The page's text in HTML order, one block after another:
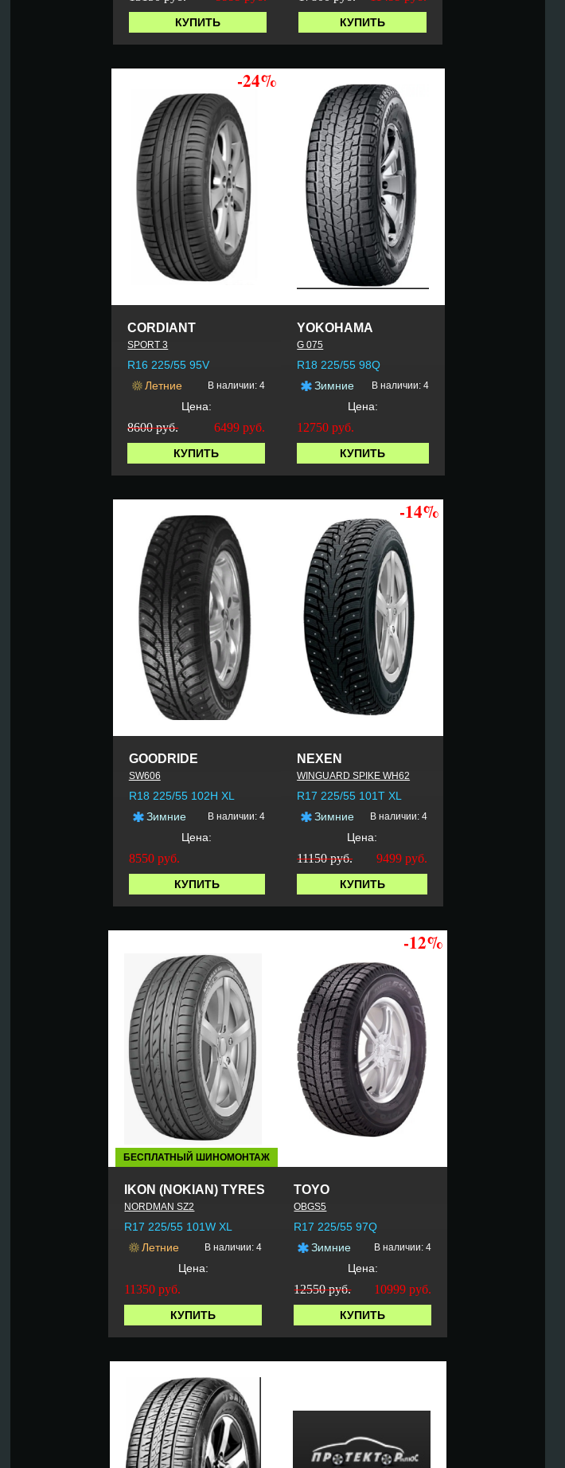
КУПИТЬ КУПИТЬ
-24%
CORDIANT
SPORT 3
R16 225/55 95V
Летние
В наличии: 4
Цена:
8600 руб. 6499руб.
КУПИТЬ
YOKOHAMA
G 075
R18 225/55 98Q
Зимние
В наличии: 4
Цена:
12750руб.
КУПИТЬ
GOODRIDE
SW606
R18 225/55 102H XL
Зимние
В наличии: 4
Цена:
8550 руб.
КУПИТЬ
-14%
NEXEN
WINGUARD SPIKE WH62
R17 225/55 101T XL
Зимние
В наличии: 4
Цена:
11150 руб. 9499руб.
КУПИТЬ
БЕСПЛАТНЫЙ ШИНОМОНТАЖ
IKON (NOKIAN) TYRES
NORDMAN SZ2
R17 225/55 101W XL
Летние
В наличии: 4
Цена:
11350руб.
КУПИТЬ
-12%
TOYO
OBGS5
R17 225/55 97Q
Зимние
В наличии: 4
Цена:
12550 руб. 10999руб.
КУПИТЬ